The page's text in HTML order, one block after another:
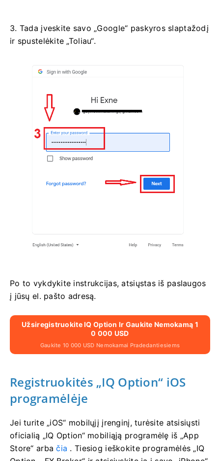
3. Tada įveskite savo „Google“ paskyros slaptažodį
ir spustelėkite „Toliau“.
Po to vykdykite instrukcijas, atsiųstas iš paslaugos
į jūsų el. pašto adresą.
Užsiregistruokite IQ Option Ir Gaukite Nemokamą 1
0 000 USD
Gaukite 10 000 USD Nemokamai Pradedantiesiems
Registruokitės „IQ Option“ iOS
programėlėje
Jei turite „iOS“ mobilųjį įrenginį, turėsite atsisiųsti
oficialią „IQ Option“ mobiliąją programėlę iš „App
Store“ arbačia . Tiesiog ieškokite programėlės „IQ